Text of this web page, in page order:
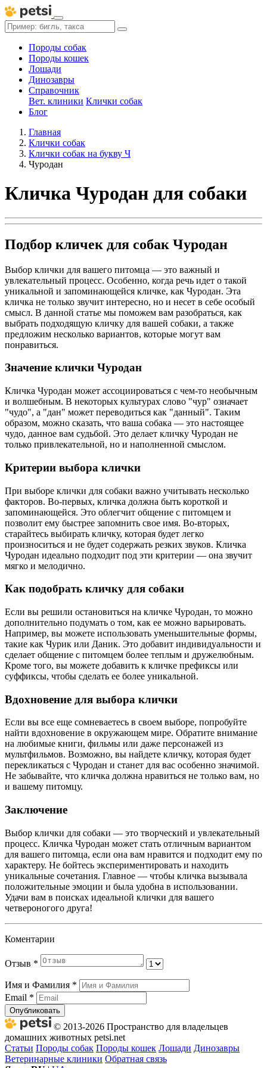
Породы собак
Породы кошек
Лошади
Динозавры
Справочник
Вет. клиники Клички собак
Блог
Главная
Клички собак
Клички собак на букву Ч
Чуродан
Кличка Чуродан для собаки
Подбор кличек для собак Чуродан
Выбор клички для вашего питомца — это важный и
увлекательный процесс. Особенно, когда речь идет о такой
уникальной и запоминающейся кличке, как Чуродан. Эта
кличка не только звучит интересно, но и несет в себе особый
смысл. В данной статье мы поможем вам разобраться, как
выбрать подходящую кличку для вашей собаки, а также
предложим несколько вариантов, которые могут вам
понравиться.
Значение клички Чуродан
Кличка Чуродан может ассоциироваться с чем-то необычным
и волшебным. В некоторых культурах слово "чур" означает
"чудо", а "дан" может переводиться как "данный". Таким
образом, можно сказать, что ваша собака — это настоящее
чудо, данное вам судьбой. Это делает кличку Чуродан не
только привлекательной, но и наполненной смыслом.
Критерии выбора клички
При выборе клички для собаки важно учитывать несколько
факторов. Во-первых, кличка должна быть короткой и
запоминающейся. Это облегчит общение с питомцем и
позволит ему быстрее запомнить свое имя. Во-вторых,
старайтесь выбирать кличку, которая будет легко
произноситься и не будет содержать резких звуков. Кличка
Чуродан идеально подходит под эти критерии — она звучит
мягко и мелодично.
Как подобрать кличку для собаки
Если вы решили остановиться на кличке Чуродан, то можно
дополнительно подумать о том, как ее можно варьировать.
Например, вы можете использовать уменьшительные формы,
такие как Чурик или Даник. Это добавит индивидуальности и
сделает общение с питомцем более теплым и дружелюбным.
Кроме того, вы можете добавить к кличке префиксы или
суффиксы, чтобы сделать ее более уникальной.
Вдохновение для выбора клички
Если вы все еще сомневаетесь в своем выборе, попробуйте
найти вдохновение в окружающем мире. Обратите внимание
на любимые книги, фильмы или даже персонажей из
мультфильмов. Возможно, вы найдете кличку, которая будет
перекликаться с Чуродан и станет для вас особенно значимой.
Не забывайте, что кличка должна нравиться не только вам, но
и вашему питомцу.
Заключение
Выбор клички для собаки — это творческий и увлекательный
процесс. Кличка Чуродан может стать отличным вариантом
для вашего питомца, если она вам нравится и подходит ему по
характеру. Не бойтесь экспериментировать и находить
уникальные сочетания. Главное — чтобы кличка вызывала
положительные эмоции и была удобна в использовании.
Удачи вам в поисках идеальной клички для вашего
четвероногого друга!
Коментарии
Отзыв *
Имя и Фамилия *
Email *
Опубликовать
© 2013-2026 Пространство для владельцев
домашних животных petsi.net
Статьи Породы собак Породы кошек Лошади Динозавры
Ветеринарные клиники Обратная связь